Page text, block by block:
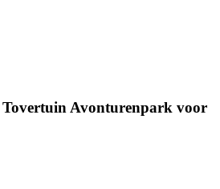
Tovertuin Avonturenpark voor